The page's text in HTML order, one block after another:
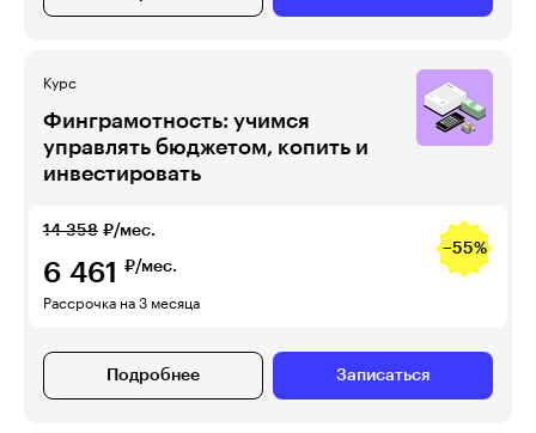
Курс
Финграмотность: учимся
управлять бюджетом, копить и
инвестировать
14 358 ₽/мес.
−55%
6 461 ₽/мес.
Рассрочка на 3 месяца
Подробнее Записаться